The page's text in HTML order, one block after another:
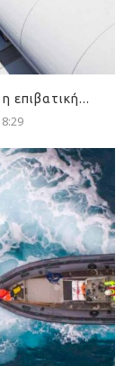
επιβατική...